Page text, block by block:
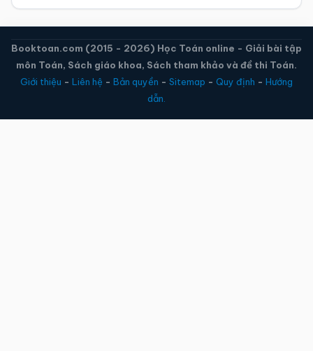
Booktoan.com (2015 - 2026) Học Toán online - Giải bài tập
môn Toán, Sách giáo khoa, Sách tham khảo và đề thi Toán.
Giới thiệu - Liên hệ - Bản quyền - Sitemap - Quy định - Hướng
dẫn.